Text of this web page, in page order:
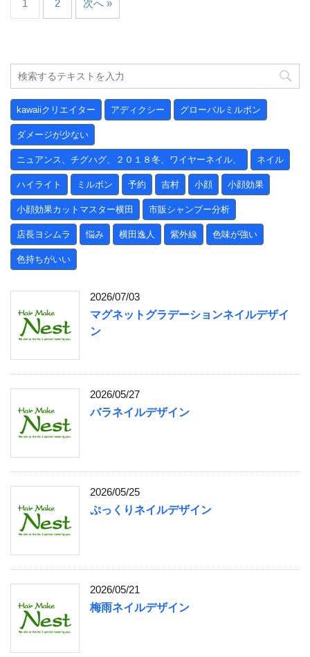
1 2 次へ »
kawaiiクリエイター アディクシー グローバルミルボン
ダメージが少ない
ニュアンス、チグハグ、２０１８冬、ワイヤーネイル、 ネイル
ハイライト ミルボン 予約 吉村 小顔 小顔効果
小顔効果カットマスター横田 市販シャンプー分析
店長ヨシムラ 悩み 横田逸人 紫外線 色味が強い
色持ちがいい
2026/07/03
マグネットグラデーションネイルデザイ
ン
2026/05/27
バラネイルデザイン
2026/05/25
ぷっくりネイルデザイン
2026/05/21
梅雨ネイルデザイン